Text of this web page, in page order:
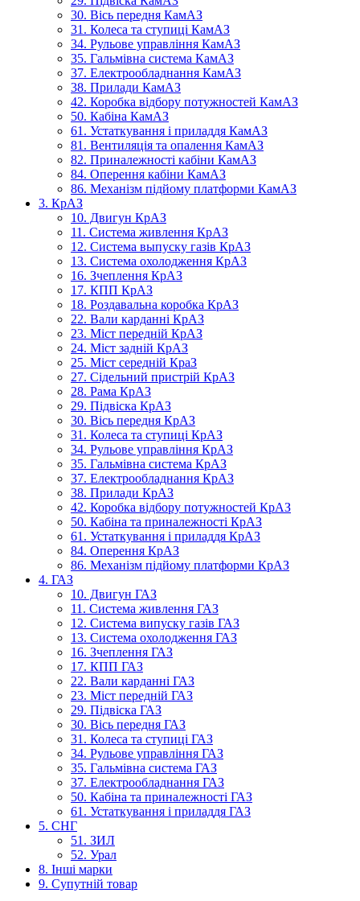
30. Вісь передня КамАЗ
31. Колеса та ступиці КамАЗ
34. Рульове управління КамАЗ
35. Гальмівна система КамАЗ
37. Електрообладнання КамАЗ
38. Прилади КамАЗ
42. Коробка відбору потужностей КамАЗ
50. Кабіна КамАЗ
61. Устаткування і приладдя КамАЗ
81. Вентиляція та опалення КамАЗ
82. Приналежності кабіни КамАЗ
84. Оперення кабіни КамАЗ
86. Механізм підйому платформи КамАЗ
3. КрАЗ
10. Двигун КрАЗ
11. Система живлення КрАЗ
12. Система выпуску газів КрАЗ
13. Система охолодження КрАЗ
16. Зчеплення КрАЗ
17. КПП КрАЗ
18. Роздавальна коробка КрАЗ
22. Вали карданні КрАЗ
23. Міст передній КрАЗ
24. Міст задній КрАЗ
25. Міст середній КраЗ
27. Сідельний пристрій КрАЗ
28. Рама КрАЗ
29. Підвіска КрАЗ
30. Вісь передня КрАЗ
31. Колеса та ступиці КрАЗ
34. Рульове управління КрАЗ
35. Гальмівна система КрАЗ
37. Електрообладнання КрАЗ
38. Прилади КрАЗ
42. Коробка відбору потужностей КрАЗ
50. Кабіна та приналежності КрАЗ
61. Устаткування і приладдя КрАЗ
84. Оперення КрАЗ
86. Механізм підйому платформи КрАЗ
4. ГАЗ
10. Двигун ГАЗ
11. Система живлення ГАЗ
12. Система випуску газів ГАЗ
13. Система охолодження ГАЗ
16. Зчеплення ГАЗ
17. КПП ГАЗ
22. Вали карданні ГАЗ
23. Міст передній ГАЗ
29. Підвіска ГАЗ
30. Вісь передня ГАЗ
31. Колеса та ступиці ГАЗ
34. Рульове управління ГАЗ
35. Гальмівна система ГАЗ
37. Електрообладнання ГАЗ
50. Кабіна та приналежності ГАЗ
61. Устаткування і приладдя ГАЗ
5. СНГ
51. ЗИЛ
52. Урал
8. Інші марки
9. Супутній товар